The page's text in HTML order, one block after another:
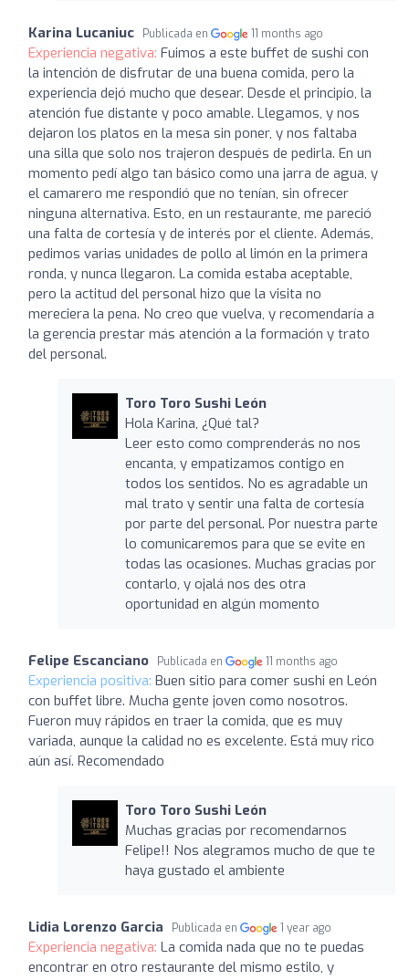
Karina Lucaniuc Publicada en 11 months ago
Experiencia negativa: Fuimos a este buffet de sushi con
la intención de disfrutar de una buena comida, pero la
experiencia dejó mucho que desear. Desde el principio, la
atención fue distante y poco amable. Llegamos, y nos
dejaron los platos en la mesa sin poner, y nos faltaba
una silla que solo nos trajeron después de pedirla. En un
momento pedí algo tan básico como una jarra de agua, y
el camarero me respondió que no tenían, sin ofrecer
ninguna alternativa. Esto, en un restaurante, me pareció
una falta de cortesía y de interés por el cliente. Además,
pedimos varias unidades de pollo al limón en la primera
ronda, y nunca llegaron. La comida estaba aceptable,
pero la actitud del personal hizo que la visita no
mereciera la pena. No creo que vuelva, y recomendaría a
la gerencia prestar más atención a la formación y trato
del personal.
Toro Toro Sushi León
Hola Karina, ¿Qué tal?
Leer esto como comprenderás no nos
encanta, y empatizamos contigo en
todos los sentidos. No es agradable un
mal trato y sentir una falta de cortesía
por parte del personal. Por nuestra parte
lo comunicaremos para que se evite en
todas las ocasiones. Muchas gracias por
contarlo, y ojalá nos des otra
oportunidad en algún momento
Felipe Escanciano Publicada en 11 months ago
Experiencia positiva: Buen sitio para comer sushi en León
con buffet libre. Mucha gente joven como nosotros.
Fueron muy rápidos en traer la comida, que es muy
variada, aunque la calidad no es excelente. Está muy rico
aún así. Recomendado
Toro Toro Sushi León
Muchas gracias por recomendarnos
Felipe!! Nos alegramos mucho de que te
haya gustado el ambiente
Lidia Lorenzo Garcia Publicada en 1 year ago
Experiencia negativa: La comida nada que no te puedas
encontrar en otro restaurante del mismo estilo, y